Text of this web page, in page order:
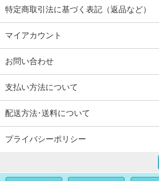
特定商取引法に基づく表記（返品など）
マイアカウント
お問い合わせ
支払い方法について
配送方法･送料について
プライバシーポリシー